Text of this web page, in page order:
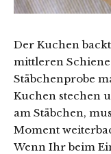
Der Kuchen
mittleren
Stäbchenprobe
Kuchen stechen
am Stäbchen,
Moment
Wenn Ihr beim